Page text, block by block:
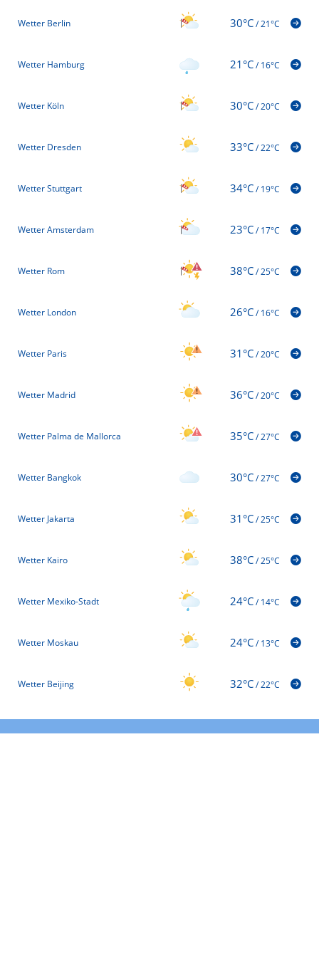
Wetter Berlin 30°C/21°C
Wetter Hamburg 21°C/16°C
Wetter Köln 30°C/20°C
Wetter Dresden 33°C/22°C
Wetter Stuttgart 34°C/19°C
Wetter Amsterdam 23°C/17°C
Wetter Rom 38°C/25°C
Wetter London 26°C/16°C
Wetter Paris 31°C/20°C
Wetter Madrid 36°C/20°C
Wetter Palma de Mallorca 35°C/27°C
Wetter Bangkok 30°C/27°C
Wetter Jakarta 31°C/25°C
Wetter Kairo 38°C/25°C
Wetter Mexiko-Stadt 24°C/14°C
Wetter Moskau 24°C/13°C
Wetter Beijing 32°C/22°C